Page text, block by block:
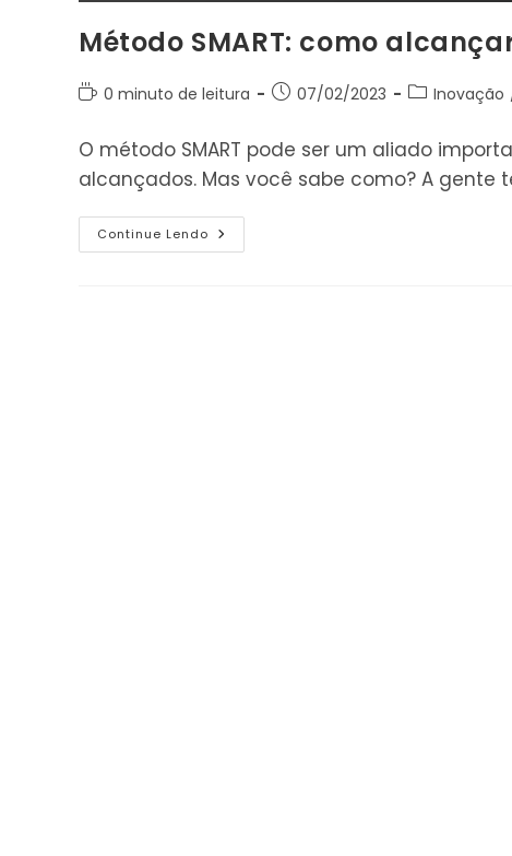
Método SMART: como
Tempo
leitura:
0 minuto de leitura
Post07/02/2023
Categoria
post:
Inovação
O método SMART pode ser um aliado
alcançados. Mas você sabe como? A gente
Continue Lendo Método
SMART: